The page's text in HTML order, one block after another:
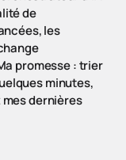
de
les
promesse : trier
minutes,
dernières